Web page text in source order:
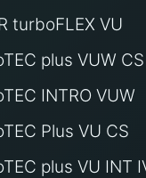
turboFLEX VU
plus VUW CS
INTRO VUW
Plus VU CS
plus VU INT